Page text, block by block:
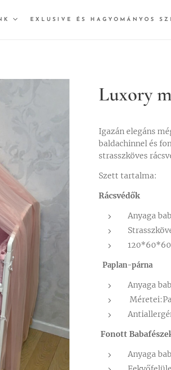
EXLUSIVE ÉS HAGYOMÁNYOS
Luxory
Igazán elegáns
baldachinnel és
strasszköves
Szett tartalma:
Rácsvédők
Anyaga
Paplan-párna
Anyaga
Fonott
Anyaga